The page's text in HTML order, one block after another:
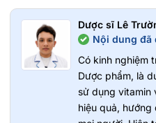
Dược sĩ Lê
Nội dung đã
Có kinh nghiệm
Dược phẩm, là
sử dụng vitamin
hiệu quả,